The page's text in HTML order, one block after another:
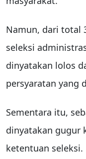
Namun, dari total
seleksi
dinyatakan lolos
persyaratan yang
Sementara itu,
dinyatakan gugur
ketentuan seleksi.